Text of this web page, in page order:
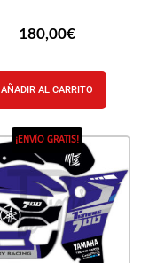
180,00€
AÑADIR AL CARRITO
¡ENVÍO GRATIS!